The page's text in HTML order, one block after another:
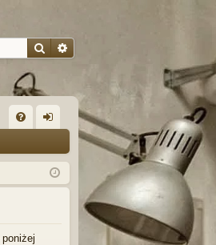
SzukajWyszukiwanie
W
Q og
uj
poniżej